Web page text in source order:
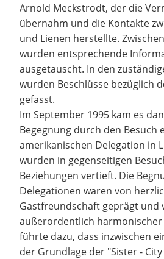
Arnold Meckstrodt, der die
übernahm und die Kontakte
und Lienen herstellte.
wurden entsprechende
ausgetauscht. In den
wurden Beschlüsse bezüglich
gefasst.
Im September 1995 kam es
Begegnung durch den Besuch
amerikanischen Delegation in
wurden in gegenseitigen
Beziehungen vertieft. Die
Delegationen waren von
Gastfreundschaft geprägt und
außerordentlich harmonischer
führte dazu, dass inzwischen
der Grundlage der "Sister -